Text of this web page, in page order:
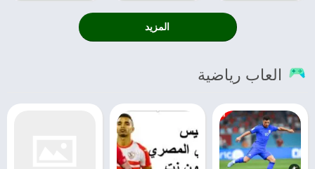
المزيد
العاب رياضية